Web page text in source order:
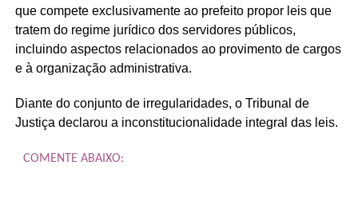
que compete exclusivamente ao prefeito propor leis que
tratem do regime jurídico dos servidores públicos,
incluindo aspectos relacionados ao provimento de cargos
e à organização administrativa.
Diante do conjunto de irregularidades, o Tribunal de
Justiça declarou a inconstitucionalidade integral das leis.
COMENTE ABAIXO: